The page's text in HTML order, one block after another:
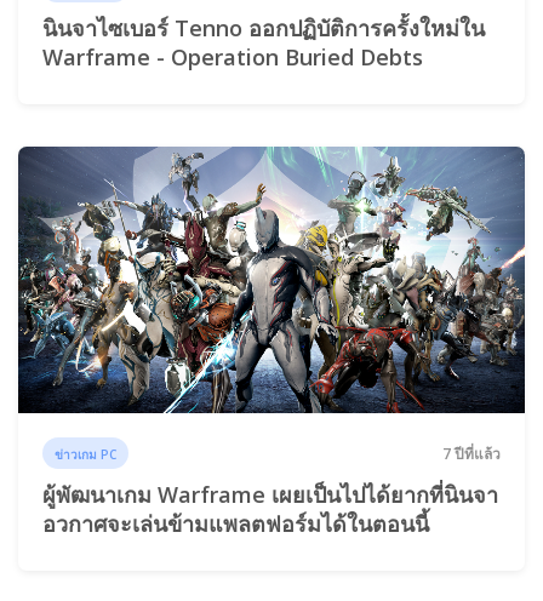
นินจาไซเบอร์ Tenno ออกปฏิบัติการครั้งใหม่ใน
Warframe - Operation Buried Debts
ข่าวเกม PC 7 ปีที่แล้ว
ผู้พัฒนาเกม Warframe เผยเป็นไปได้ยากที่นินจา
อวกาศจะเล่นข้ามแพลตฟอร์มได้ในตอนนี้